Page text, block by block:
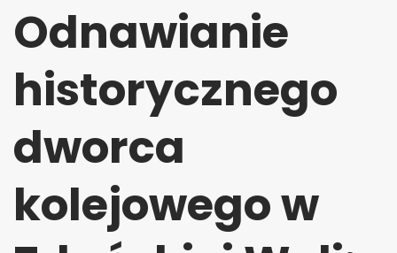
Odnawianie
historycznego
dworca
kolejowego w